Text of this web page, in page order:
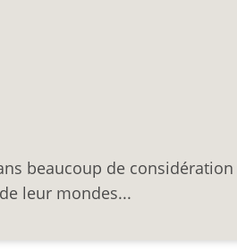
beaucoup de
leur mondes...